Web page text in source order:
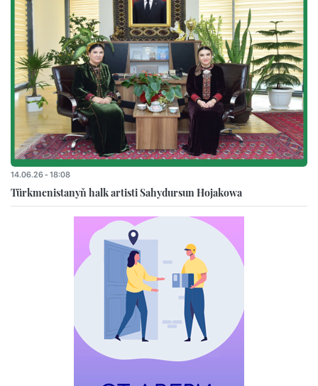
14.06.26 - 18:08
Türkmenistanyň halk artisti Sahydursun Hojakowa